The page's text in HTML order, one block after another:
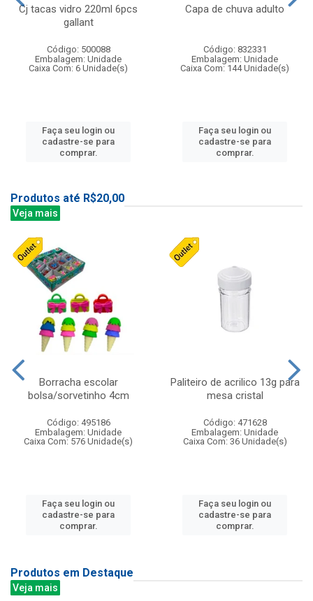
Cj tacas vidro 220ml 6pcs
gallant
Código: 500088
Embalagem: Unidade
Caixa Com: 6 Unidade(s)
Faça seu login ou
cadastre-se para
comprar.
Capa de chuva adulto
Código: 832331
Embalagem: Unidade
Caixa Com: 144 Unidade(s)
Faça seu login ou
cadastre-se para
comprar.
Produtos até R$20,00
Veja mais
Borracha escolar
bolsa/sorvetinho 4cm
Código: 495186
Embalagem: Unidade
Caixa Com: 576 Unidade(s)
Faça seu login ou
cadastre-se para
comprar.
Paliteiro de acrilico 13g para
mesa cristal
Código: 471628
Embalagem: Unidade
Caixa Com: 36 Unidade(s)
Faça seu login ou
cadastre-se para
comprar.
Produtos em Destaque
Veja mais